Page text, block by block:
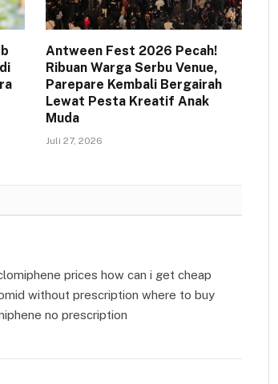
Antween Fest 2026 Pecah!
Ribuan Warga Serbu Venue,
Parepare Kembali Bergairah
Lewat Pesta Kreatif Anak
Muda
Juli 27, 2026
prices how can i get cheap
without prescription where to buy
no prescription